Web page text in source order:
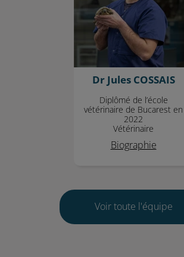
Dr Jules COSSAIS
Diplômé de l’école
vétérinaire de Bucarest en
2022
Vétérinaire
Biographie
Voir toute l'équipe